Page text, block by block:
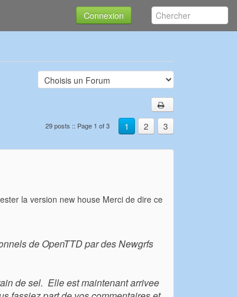
Connexion
1
2 3
29 posts :: Page 1 of 3
la version new house Merci de dire ce
de OpenTTD par des Newgrfs
de sel. Elle est maintenant arrivee